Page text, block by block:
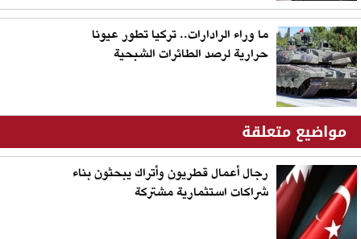
ما وراء الرادارات.. تركيا تطور عيونا
حرارية لرصد الطائرات الشبحية
مواضيع متعلقة
رجال أعمال قطريون وأتراك يبحثون بناء
شراكات استثمارية مشتركة